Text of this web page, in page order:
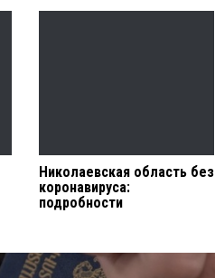
Николаевская область без
коронавируса:
подробности